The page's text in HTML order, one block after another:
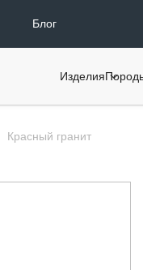
Блог
Изделия
Красный гранит